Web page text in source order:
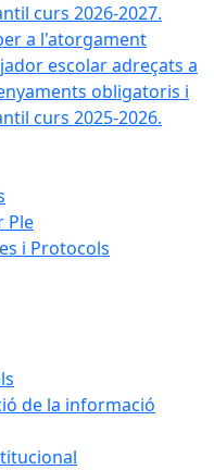
curs 2026-2027.
a l'atorgament
escolar adreçats a
obligatoris i
curs 2025-2026.
Ple
i Protocols
de la informació